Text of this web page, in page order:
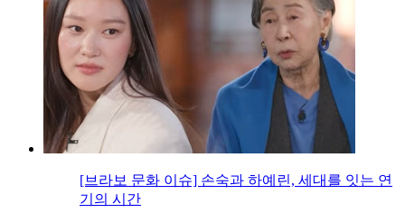
[브라보 문화 이슈] 손숙과 하예린, 세대를 잇는 연
기의 시간